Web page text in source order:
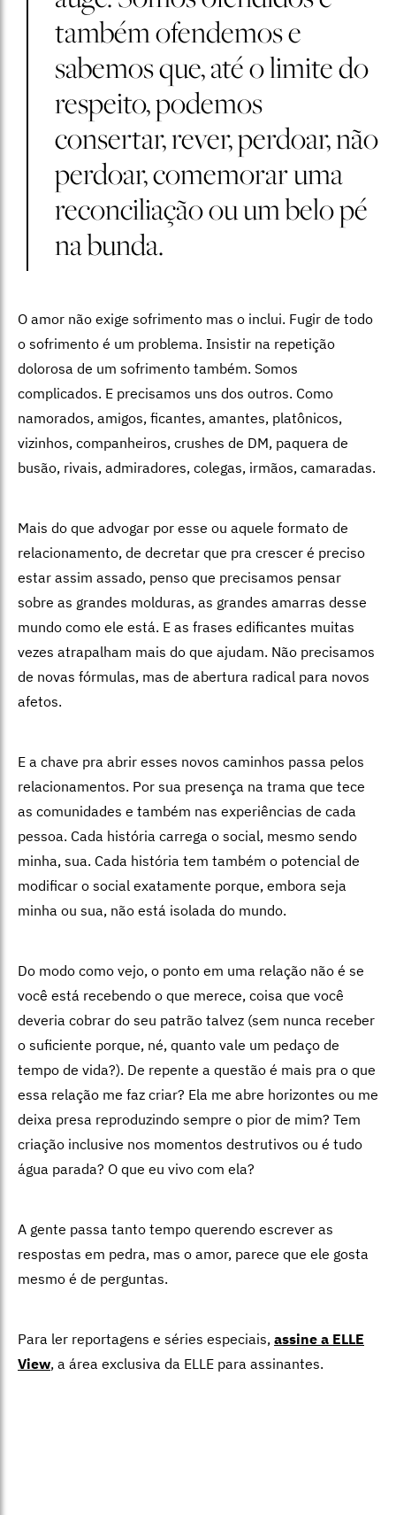
também ofendemos e
sabemos que, até o limite do
respeito, podemos
consertar, rever, perdoar, não
perdoar, comemorar uma
reconciliação ou um belo pé
na bunda.
O amor não exige sofrimento mas o inclui. Fugir de todo
o sofrimento é um problema. Insistir na repetição
dolorosa de um sofrimento também. Somos
complicados. E precisamos uns dos outros. Como
namorados, amigos, ficantes, amantes, platônicos,
vizinhos, companheiros, crushes de DM, paquera de
busão, rivais, admiradores, colegas, irmãos, camaradas.
Mais do que advogar por esse ou aquele formato de
relacionamento, de decretar que pra crescer é preciso
estar assim assado, penso que precisamos pensar
sobre as grandes molduras, as grandes amarras desse
mundo como ele está. E as frases edificantes muitas
vezes atrapalham mais do que ajudam. Não precisamos
de novas fórmulas, mas de abertura radical para novos
afetos.
E a chave pra abrir esses novos caminhos passa pelos
relacionamentos. Por sua presença na trama que tece
as comunidades e também nas experiências de cada
pessoa. Cada história carrega o social, mesmo sendo
minha, sua. Cada história tem também o potencial de
modificar o social exatamente porque, embora seja
minha ou sua, não está isolada do mundo.
Do modo como vejo, o ponto em uma relação não é se
você está recebendo o que merece, coisa que você
deveria cobrar do seu patrão talvez (sem nunca receber
o suficiente porque, né, quanto vale um pedaço de
tempo de vida?). De repente a questão é mais pra o que
essa relação me faz criar? Ela me abre horizontes ou me
deixa presa reproduzindo sempre o pior de mim? Tem
criação inclusive nos momentos destrutivos ou é tudo
água parada? O que eu vivo com ela?
A gente passa tanto tempo querendo escrever as
respostas em pedra, mas o amor, parece que ele gosta
mesmo é de perguntas.
Para ler reportagens e séries especiais, assine a ELLE
View, a área exclusiva da ELLE para assinantes.